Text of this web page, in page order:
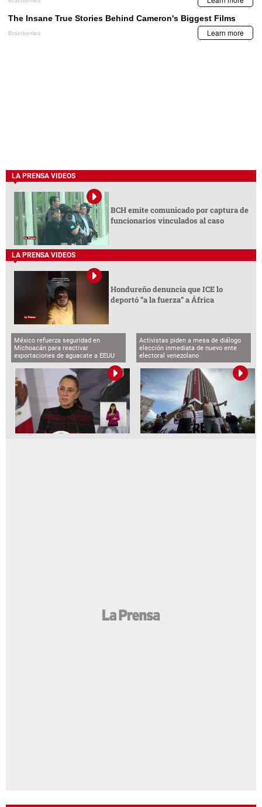
LA PRENSA VIDEOS
BCH emite comunicado por captura de
funcionarios vinculados al caso
LA PRENSA VIDEOS
Hondureño denuncia que ICE lo
deportó “a la fuerza” a África
México refuerza seguridad en
Michoacán para reactivar
exportaciones de aguacate a EEUU
Activistas piden a mesa de diálogo
elección inmediata de nuevo ente
electoral venezolano